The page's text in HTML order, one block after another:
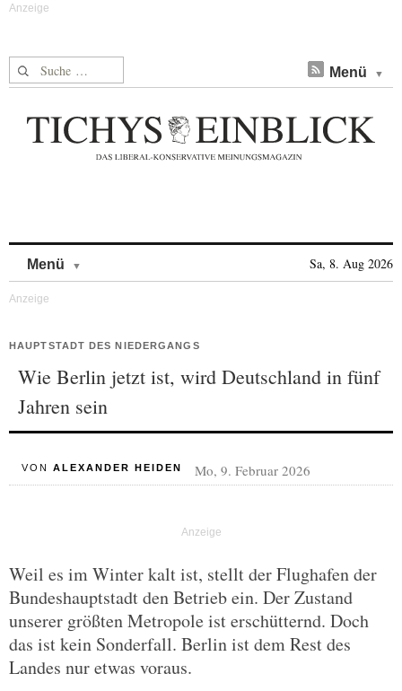
Suche nach: Menü
Menü Sa, 8. Aug 2026
HAUPTSTADT DES NIEDERGANGS
Wie Berlin jetzt ist, wird Deutschland in fünf
Jahren sein
VON ALEXANDER HEIDEN Mo, 9. Februar 2026
Weil es im Winter kalt ist, stellt der Flughafen der
Bundeshauptstadt den Betrieb ein. Der Zustand
unserer größten Metropole ist erschütternd. Doch
das ist kein Sonderfall. Berlin ist dem Rest des
Landes nur etwas voraus.